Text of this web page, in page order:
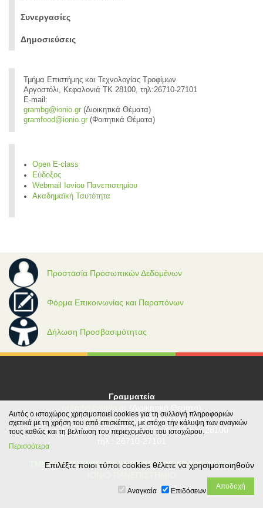
Συνεργασίες
Δημοσιεύσεις
Τμήμα Επιστήμης και Τεχνολογίας Τροφίμων
Αργοστόλι, Κεφαλονιά ΤΚ 28100, τηλ:26710-27101
E-mail:
grambg@ionio.gr (Διοικητικά Θέματα)
gramfood@ionio.gr (Φοιτητικά Θέματα)
Open E-class
Εύδοξος
Webmail Ιονίου Πανεπιστημίου
Ακαδημαϊκή Ταυτότητα
Προστασία Προσωπικών Δεδομένων
Φόρμα Επικοινωνίας και Παραπόνων
Δήλωση Προσβασιμότητας
Γραμματεία
gramfood@ionio.gr(Φοιτητικά Θέματα)
Tέρμα Λεωφ. Βεργωτή, Αργοστόλι, Κεφαλονιά 28100
ΤΜΗΜΑ ΕΠΙΣΤΗΜΗΣ ΚΑΙ ΤΕΧΝΟΛΟΓΙΑΣ ΤΡΟΦΙΜΩΝ
Αυτός ο ιστοχώρος χρησιμοποιεί cookies για τη συλλογή πληροφοριών
σχετικά με τη χρήση του από επισκέπτες, με στόχο την κάλυψη των αναγκών
τους καθώς και τη βελτίωση του περιεχομένου του ιστοχώρου.
Περισσότερα
Επιλέξτε ποιοι τύποι cookies θέλετε να χρησιμοποιηθούν
Αναγκαία Επιδόσεων